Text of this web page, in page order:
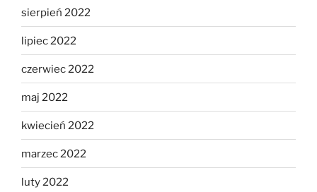
sierpień 2022
lipiec 2022
czerwiec 2022
maj 2022
kwiecień 2022
marzec 2022
luty 2022